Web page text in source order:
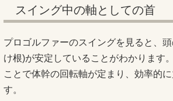
スイング中の軸としての首
プロゴルファーのスイングを見ると、
け根)が安定していることがわかります
ことで体幹の回転軸が定まり、効率的
す。